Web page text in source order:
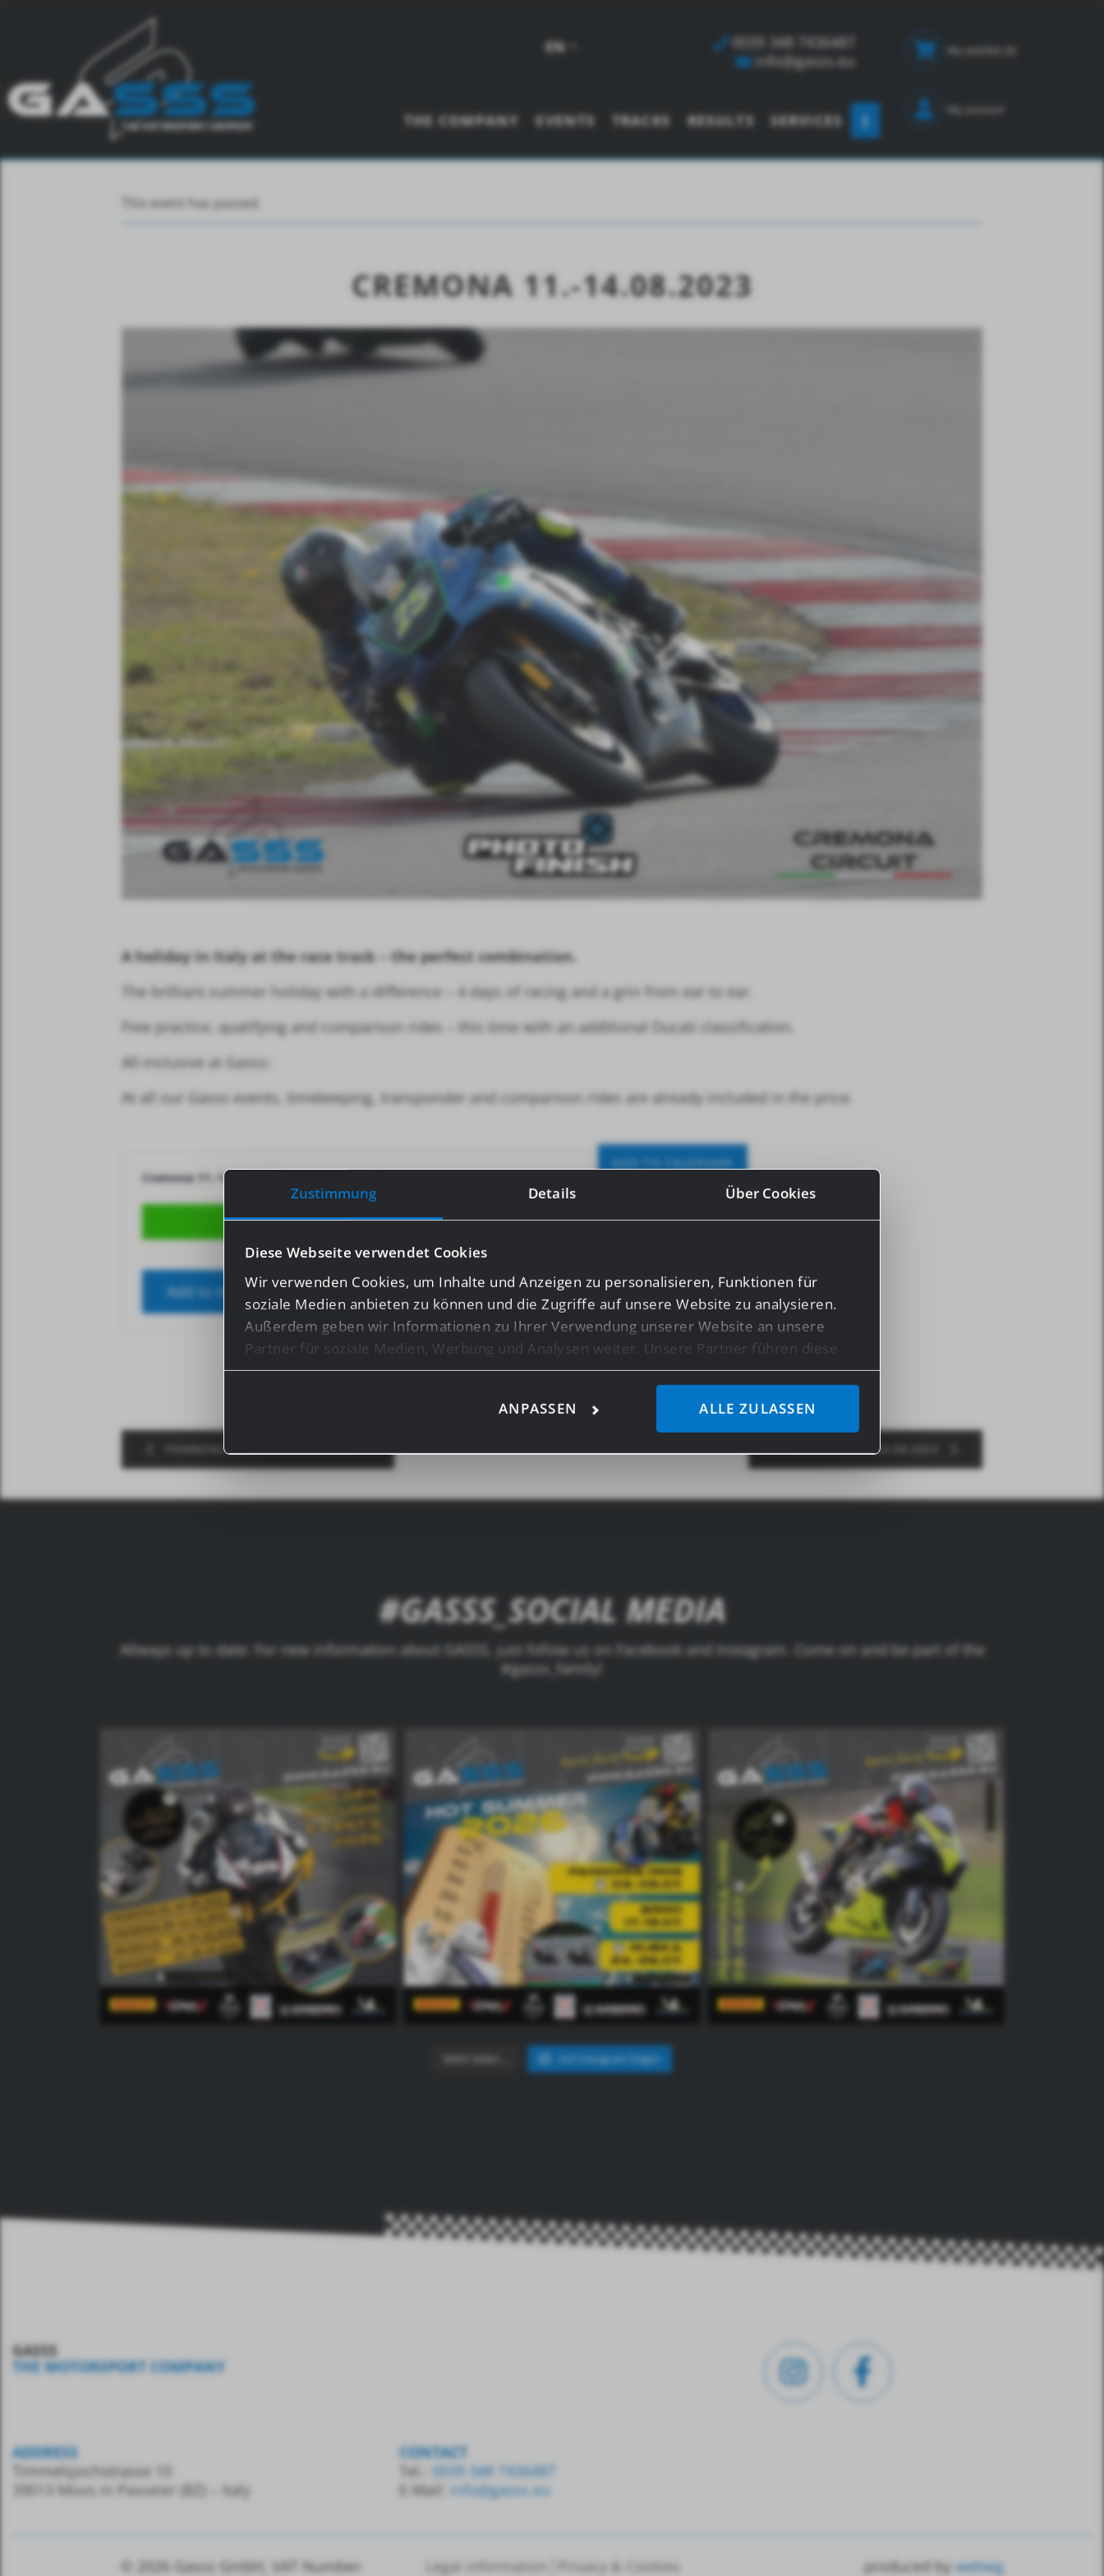
Zustimmung Details Über Cookies
Diese Webseite verwendet Cookies
Wir verwenden Cookies, um Inhalte und Anzeigen zu personalisieren, Funktionen für
soziale Medien anbieten zu können und die Zugriffe auf unsere Website zu analysieren.
Außerdem geben wir Informationen zu Ihrer Verwendung unserer Website an unsere
Partner für soziale Medien, Werbung und Analysen weiter. Unsere Partner führen diese
Informationen möglicherweise mit weiteren Daten zusammen, die Sie ihnen bereitgestellt
haben oder die sie im Rahmen Ihrer Nutzung der Dienste gesammelt haben.
Bei bestimmten Diensten wie Google Analytics kann eine Speicherung von Daten in
Drittländern, wie z.B. USA, nicht ausgeschlossen werden.
ANPASSEN ALLE ZULASSEN
EN
0039 348 7436487
info@gasss.eu
THE COMPANY EVENTS TRACKS RESULTS SERVICES
My wishlist
My account
This event has passed.
CREMONA 11.-14.08.2023
A holiday in Italy at the race track – the perfect combination.
The brilliant summer holiday with a difference – 4 days of racing and a grin from ear to ear.
Free practice, qualifying and comparison rides – this time with an additional Ducati classification.
All-inclusive at Gasss:
At all our Gasss events, timekeeping, transponder and comparison rides are already included in the price.
Cremona 11.-14.08.2023
AVAILABLE
Add to my wishlist
ADD TO CALENDAR
PANNONIA RING 04.-06.08.2023 CREMONA 01.-03.09.2023
#GASSS_SOCIAL MEDIA
Allways up to date: For new information about GASSS, just follow us on Facebook and Instagram. Come on and be part of the
#gasss_family!
Mehr laden… Auf Instagram folgen
GASSS
THE MOTORSPORT COMPANY
ADDRESS
Timmelsjochstrasse 10
39013 Moos in Passeier (BZ) – Italy
CONTACT
Tel.:
0039 348 7436487
E-Mail: info@gasss.eu
© 2026 Gasss GmbH, VAT
Number:
Legal information Privacy & Cookies produced by webwg